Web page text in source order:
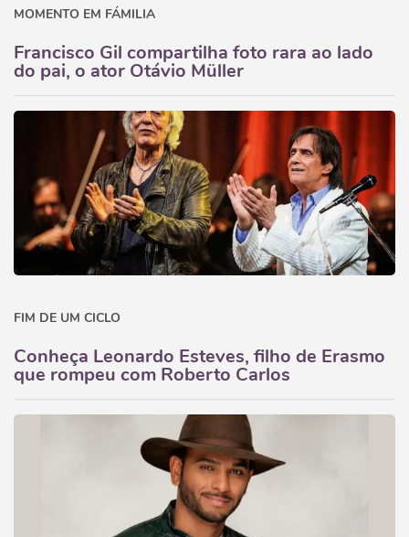
MOMENTO EM FÁMILIA
Francisco Gil compartilha foto rara ao lado
do pai, o ator Otávio Müller
FIM DE UM CICLO
Conheça Leonardo Esteves, filho de Erasmo
que rompeu com Roberto Carlos